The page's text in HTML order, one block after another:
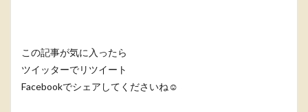
この記事が気に入ったら
ツイッターでリツイート
Facebookでシェアしてくださいね☺️